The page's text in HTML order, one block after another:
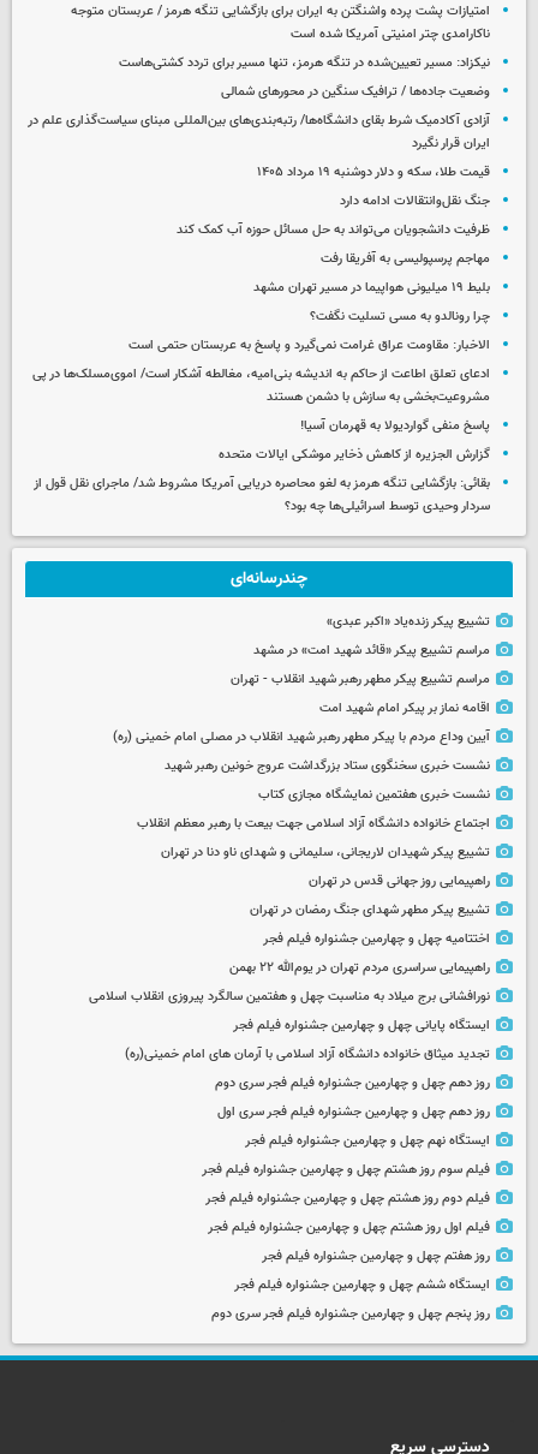
امتیازات پشت پرده واشنگتن به ایران برای بازگشایی تنگه هرمز / عربستان متوجه
ناکارامدی چتر امنیتی آمریکا شده است
نیکزاد: مسیر تعیین‌شده در تنگه هرمز، تنها مسیر برای تردد کشتی‌هاست
وضعیت جاده‌ها / ترافیک سنگین در محورهای شمالی
آزادی آکادمیک شرط بقای دانشگاه‌ها/ رتبه‌بندی‌های بین‌المللی مبنای سیاست‌گذاری علم در
ایران قرار نگیرد
قیمت طلا، سکه و دلار دوشنبه ۱۹ مرداد ۱۴۰۵
جنگ نقل‌وانتقالات ادامه دارد
ظرفیت دانشجویان می‌تواند به حل مسائل حوزه آب کمک کند
مهاجم پرسپولیسی به آفریقا رفت
بلیط ۱۹ میلیونی هواپیما در مسیر تهران مشهد
چرا رونالدو به مسی تسلیت نگفت؟
الاخبار: مقاومت عراق غرامت نمی‌گیرد و پاسخ به عربستان حتمی است
ادعای تعلق اطاعت از حاکم به اندیشه بنی‌امیه، مغالطه آشکار است/ اموی‌مسلک‌ها در پی
مشروعیت‌بخشی به سازش با دشمن هستند
پاسخ منفی گواردیولا به قهرمان آسیا!
گزارش الجزیره از کاهش ذخایر موشکی ایالات متحده
بقائی: بازگشایی تنگه هرمز به لغو محاصره دریایی آمریکا مشروط شد/ ماجرای نقل قول از
سردار وحیدی توسط اسرائیلی‌ها چه بود؟
چندرسانه‌ای
تشییع پیکر زنده‌یاد «اکبر عبدی»
مراسم تشییع پیکر «قائد شهید امت» در مشهد
مراسم تشییع پیکر مطهر رهبر شهید انقلاب - تهران
اقامه نماز بر پیکر امام شهید امت
آیین وداع مردم با پیکر مطهر رهبر شهید انقلاب در مصلی امام خمینی (ره)
نشست خبری سخنگوی ستاد بزرگداشت عروج خونین رهبر شهید
نشست خبری هفتمین نمایشگاه مجازی کتاب
اجتماع خانواده دانشگاه آزاد اسلامی جهت بیعت با رهبر معظم انقلاب
تشییع پیکر شهیدان لاریجانی، سلیمانی و شهدای ناو دنا در تهران
راهپیمایی روز جهانی قدس در تهران
تشییع پیکر مطهر شهدای جنگ رمضان در تهران
اختتامیه چهل و چهارمین جشنواره فیلم فجر
راهپیمایی سراسری مردم تهران در یوم‌الله ۲۲ بهمن
نورافشانی برج میلاد به مناسبت چهل‌ و هفتمین سالگرد پیروزی انقلاب اسلامی
ایستگاه پایانی چهل و چهارمین جشنواره فیلم فجر
تجدید میثاق خانواده دانشگاه آزاد اسلامی با آرمان های امام خمینی(ره)
روز دهم چهل و چهارمین جشنواره فیلم فجر سری دوم
روز دهم چهل و چهارمین جشنواره فیلم فجر سری اول
ایستگاه نهم چهل و چهارمین جشنواره فیلم فجر
فیلم سوم روز هشتم چهل و چهارمین جشنواره فیلم فجر
فیلم دوم روز هشتم چهل و چهارمین جشنواره فیلم فجر
فیلم اول روز هشتم چهل و چهارمین جشنواره فیلم فجر
روز هفتم چهل و چهارمین جشنواره فیلم فجر
ایستگاه ششم چهل و چهارمین جشنواره فیلم فجر
روز پنجم چهل و چهارمین جشنواره فیلم فجر سری دوم
دسترسی سریع